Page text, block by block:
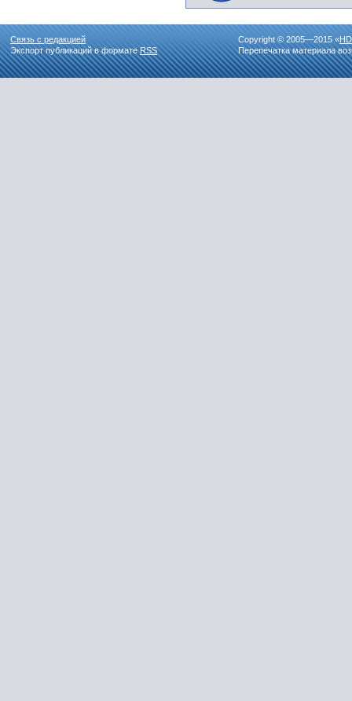
Связь с редакцией
Экспорт публикаций в форматеRSS
Copyright © 2005—2015 «
Перепечатка материала